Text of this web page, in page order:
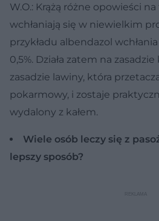
W.O.: Krążą różne opowieści
wchłaniają się w niewielkim
przykładu albendazol
0,5%. Działa zatem na
zasadzie lawiny, która
pokarmowy, i zostaje
wydalony z kałem.
Wiele osób leczy się z
lepszy sposób?